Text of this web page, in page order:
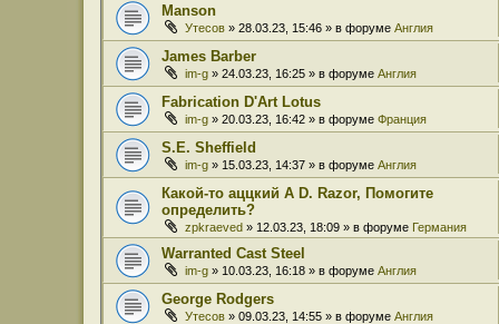
Manson
Утесов » 28.03.23, 15:46 » в форуме Англия
James Barber
im-g » 24.03.23, 16:25 » в форуме Англия
Fabrication D'Art Lotus
im-g » 20.03.23, 16:42 » в форуме Франция
S.E. Sheffield
im-g » 15.03.23, 14:37 » в форуме Англия
Какой-то аццкий A D. Razor, Помогите
определить?
zpkraeved » 12.03.23, 18:09 » в форуме Германия
Warranted Cast Steel
im-g » 10.03.23, 16:18 » в форуме Англия
George Rodgers
Утесов » 09.03.23, 14:55 » в форуме Англия